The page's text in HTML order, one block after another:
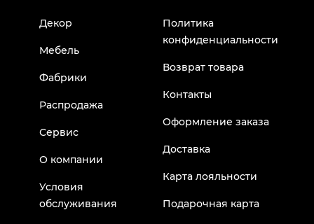
Декор
Мебель
Фабрики
Распродажа
Сервис
О компании
Условия
обслуживания
Политика
конфиденциальности
Возврат товара
Контакты
Оформление заказа
Доставка
Карта лояльности
Подарочная карта